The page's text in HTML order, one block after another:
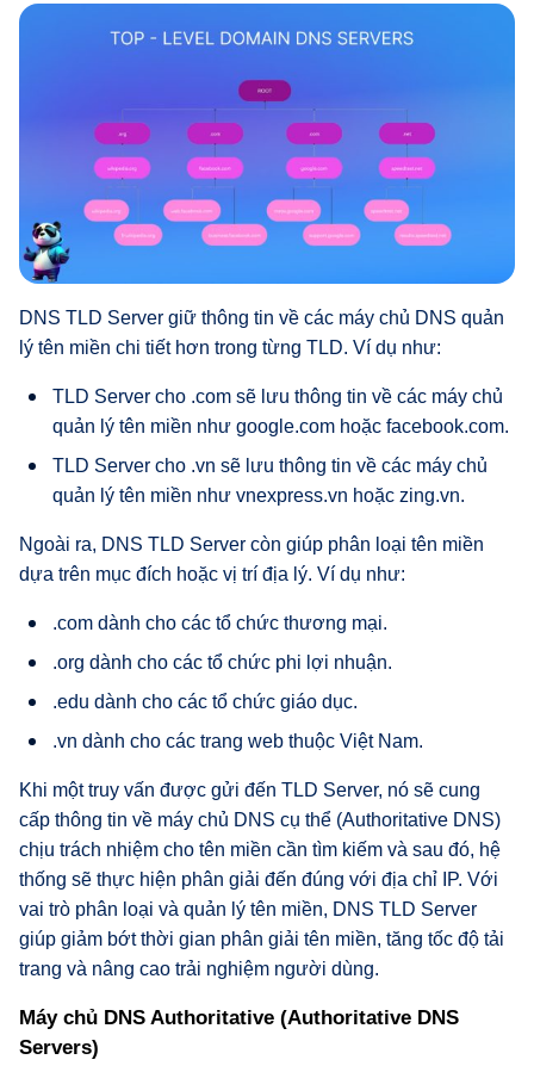
DNS TLD Server giữ thông tin về các máy chủ DNS quản
lý tên miền chi tiết hơn trong từng TLD. Ví dụ như:
TLD Server cho .com sẽ lưu thông tin về các máy chủ
quản lý tên miền như google.com hoặc facebook.com.
TLD Server cho .vn sẽ lưu thông tin về các máy chủ
quản lý tên miền như vnexpress.vn hoặc zing.vn.
Ngoài ra, DNS TLD Server còn giúp phân loại tên miền
dựa trên mục đích hoặc vị trí địa lý. Ví dụ như:
.com dành cho các tổ chức thương mại.
.org dành cho các tổ chức phi lợi nhuận.
.edu dành cho các tổ chức giáo dục.
.vn dành cho các trang web thuộc Việt Nam.
Khi một truy vấn được gửi đến TLD Server, nó sẽ cung
cấp thông tin về máy chủ DNS cụ thể (Authoritative DNS)
chịu trách nhiệm cho tên miền cần tìm kiếm và sau đó, hệ
thống sẽ thực hiện phân giải đến đúng với địa chỉ IP. Với
vai trò phân loại và quản lý tên miền, DNS TLD Server
giúp giảm bớt thời gian phân giải tên miền, tăng tốc độ tải
trang và nâng cao trải nghiệm người dùng.
Máy chủ DNS Authoritative (Authoritative DNS
Servers)